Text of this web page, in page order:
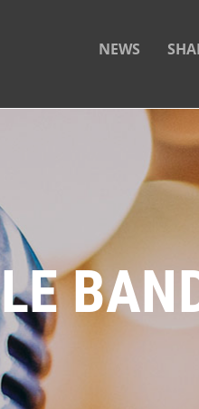
NEWS